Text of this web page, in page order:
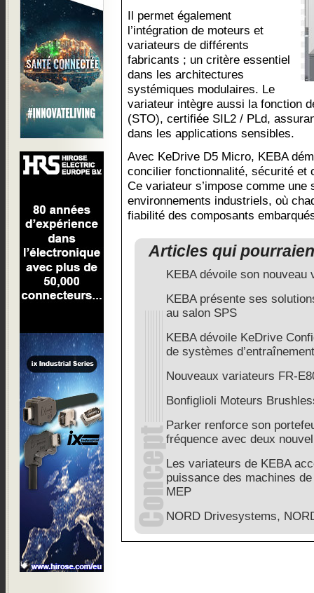
Il permet également
l’intégration de moteurs et
variateurs de différents
fabricants ; un critère essentiel
dans les architectures
systémiques modulaires. Le
variateur intègre aussi la fonction
(STO), certifiée SIL2 / PLd,
dans les applications sensibles.
Avec KeDrive D5 Micro, KEBA
concilier fonctionnalité, sécurité et
Ce variateur s’impose comme
environnements industriels, où
fiabilité des composants
Articles qui
KEBA dévoile son nouveau
KEBA présente ses
au salon SPS
KEBA dévoile KeDrive
de systèmes d’entraînement
Nouveaux variateurs FR-
Bonfiglioli Moteurs
Parker renforce son
fréquence avec deux
Les variateurs de KEBA
puissance des machines
MEP
NORD Drivesystems,